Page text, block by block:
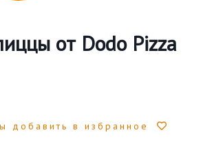
от Dodo Pizza
добавить в избранное